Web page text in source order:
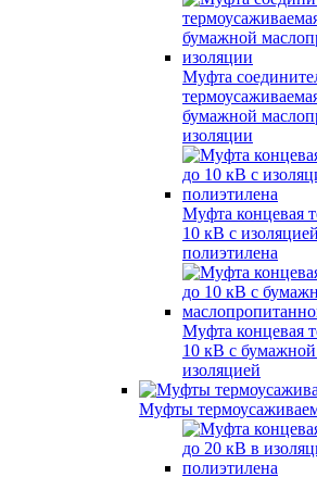
Муфта
бумажной
изоляции
Муфта концевая
10 кВ с
полиэтилена
Муфта концевая
10 кВ с
изоляцией
Муфты